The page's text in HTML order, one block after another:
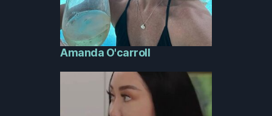
Amanda O'carroll